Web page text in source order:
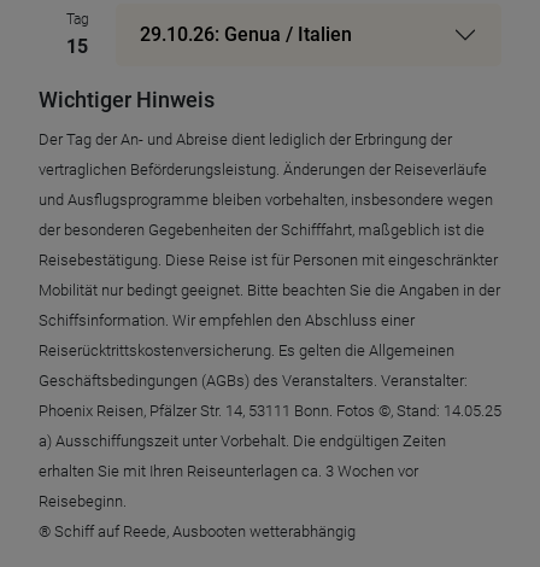
Tag
15
29.10.26: Genua / Italien
Wichtiger Hinweis
Der Tag der An- und Abreise dient lediglich der Erbringung der
vertraglichen Beförderungsleistung. Änderungen der Reiseverläufe
und Ausflugsprogramme bleiben vorbehalten, insbesondere wegen
der besonderen Gegebenheiten der Schifffahrt, maßgeblich ist die
Reisebestätigung. Diese Reise ist für Personen mit eingeschränkter
Mobilität nur bedingt geeignet. Bitte beachten Sie die Angaben in der
Schiffsinformation. Wir empfehlen den Abschluss einer
Reiserücktrittskostenversicherung. Es gelten die Allgemeinen
Geschäftsbedingungen (AGBs) des Veranstalters. Veranstalter:
Phoenix Reisen, Pfälzer Str. 14, 53111 Bonn. Fotos ©, Stand: 14.05.25
a) Ausschiffungszeit unter Vorbehalt. Die endgültigen Zeiten
erhalten Sie mit Ihren Reiseunterlagen ca. 3 Wochen vor
Reisebeginn.
® Schiff auf Reede, Ausbooten wetterabhängig